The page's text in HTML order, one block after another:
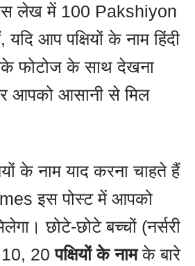
लेख में 100 Pakshiyon
आप पक्षियों के नाम हिंदी
फोटोज के साथ देखना
आपको आसानी से मिल
के नाम याद करना चाहते हैं
इस पोस्ट में आपको
छोटे-छोटे बच्चों (नर्सरी
10, 20पक्षियों के नामके बारे